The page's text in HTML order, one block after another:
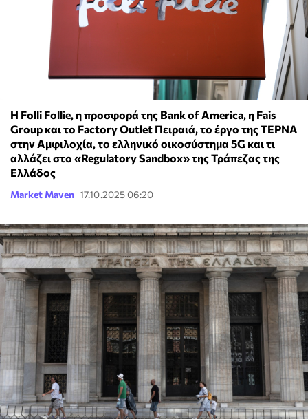
Η Folli Follie, η προσφορά της Bank of America, η Fais
Group και το Factory Outlet Πειραιά, το έργο της ΤΕΡΝΑ
στην Αμφιλοχία, το ελληνικό οικοσύστημα 5G και τι
αλλάζει στο «Regulatory Sandbox» της Τράπεζας της
Ελλάδος
Market Maven 17.10.2025 06:20